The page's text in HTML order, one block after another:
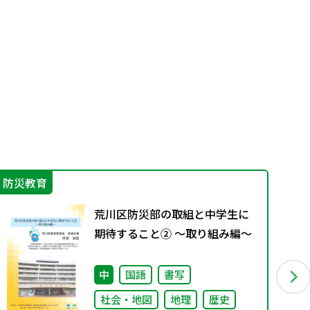
防災教育
荒川区防災部の取組と中学生に
期待すること② ～取り組み編～
中 国語
書写
社会・地図
地理 歴史